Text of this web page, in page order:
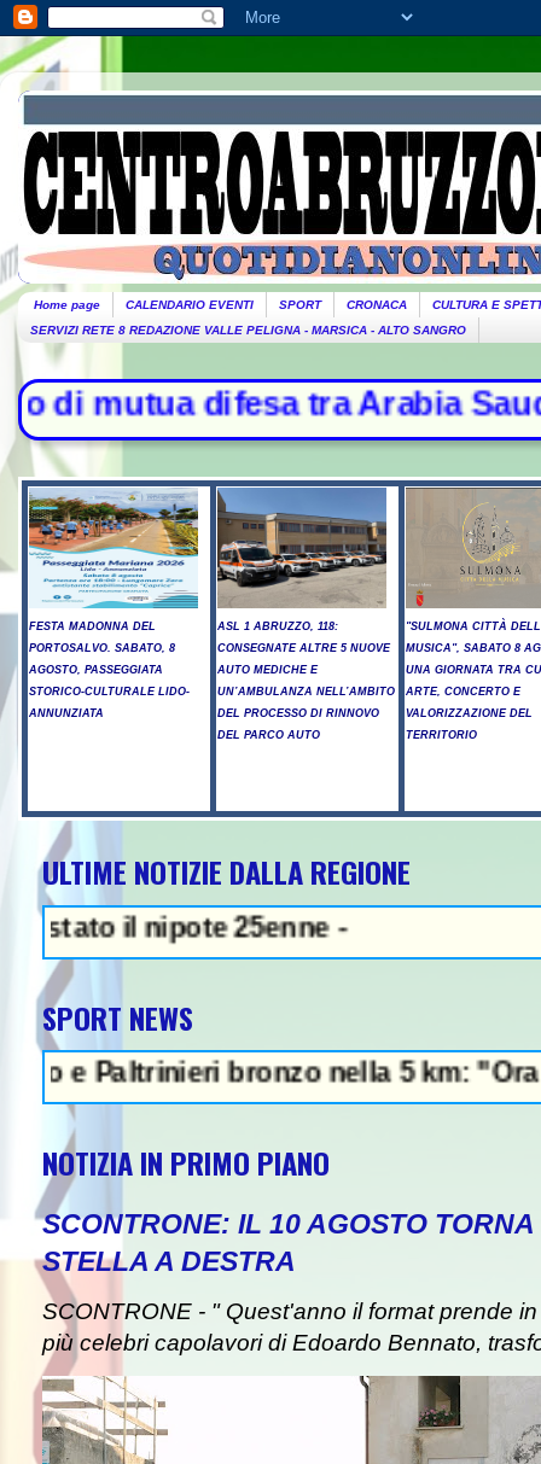
Home page CALENDARIO EVENTI SPORT CRONACA
CULTURA E
SERVIZI RETE 8 REDAZIONE VALLE PELIGNA - MARSICA - ALTO SANGRO
tra Arabia Saudita,
FESTA MADONNA DEL
PORTOSALVO. SABATO, 8
AGOSTO, PASSEGGIATA
STORICO-CULTURALE LIDO-
ANNUNZIATA
ASL 1 ABRUZZO, 118:
CONSEGNATE ALTRE 5 NUOVE
AUTO MEDICHE E
UN’AMBULANZA NELL’AMBITO
DEL PROCESSO DI RINNOVO
DEL PARCO AUTO
"SULMONA CITTÀ
MUSICA", SABATO 8
UNA GIORNATA TRA
ARTE, CONCERTO E
VALORIZZAZIONE DEL
TERRITORIO
ULTIME NOTIZIE DALLA REGIONE
nipote 25enne -
SPORT NEWS
bronzo nella 5 km: "Ora ci
NOTIZIA IN PRIMO PIANO
SCONTRONE: IL 10 AGOSTO
STELLA A DESTRA
SCONTRONE - " Quest'anno il format prende
più celebri capolavori di Edoardo Bennato,
NEWS IN EVIDENZA -